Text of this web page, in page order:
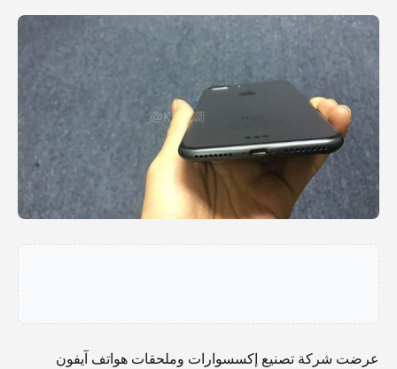
عرضت شركة تصنيع إكسسوارات وملحقات هواتف آيفون